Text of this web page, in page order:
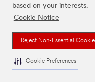
based on your interests.
Cookie Notice
Reject Non-Essential
Cookie Preferences